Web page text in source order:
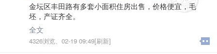
金坛区丰田路有多套小面积住房出售，价格便宜，毛
坯，产证齐全。
全文
4326浏览、 02-19 09:49[刷新]